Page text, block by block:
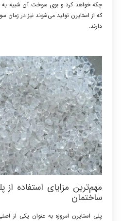
چکه خواهد کرد و بوی سوخت آن شبیه به
که از استایرن تولید می‌شوند نیز در زمان
دارند.
مهم‌ترین مزایای استفاده
ساختمان
پلی استایرن امروزه به عنوان یکی از